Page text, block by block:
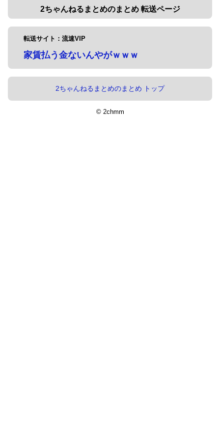
2ちゃんねるまとめのまとめ 転送ページ
転送サイト：流速VIP
家賃払う金ないんやがｗｗｗ
2ちゃんねるまとめのまとめ トップ
© 2chmm